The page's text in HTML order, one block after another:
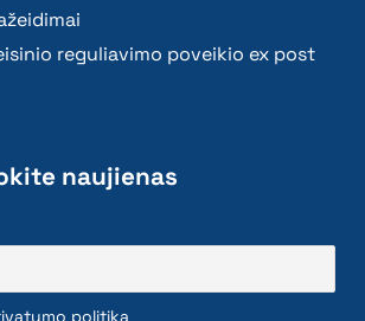
reguliavimo poveikio ex post
naujienas
politika